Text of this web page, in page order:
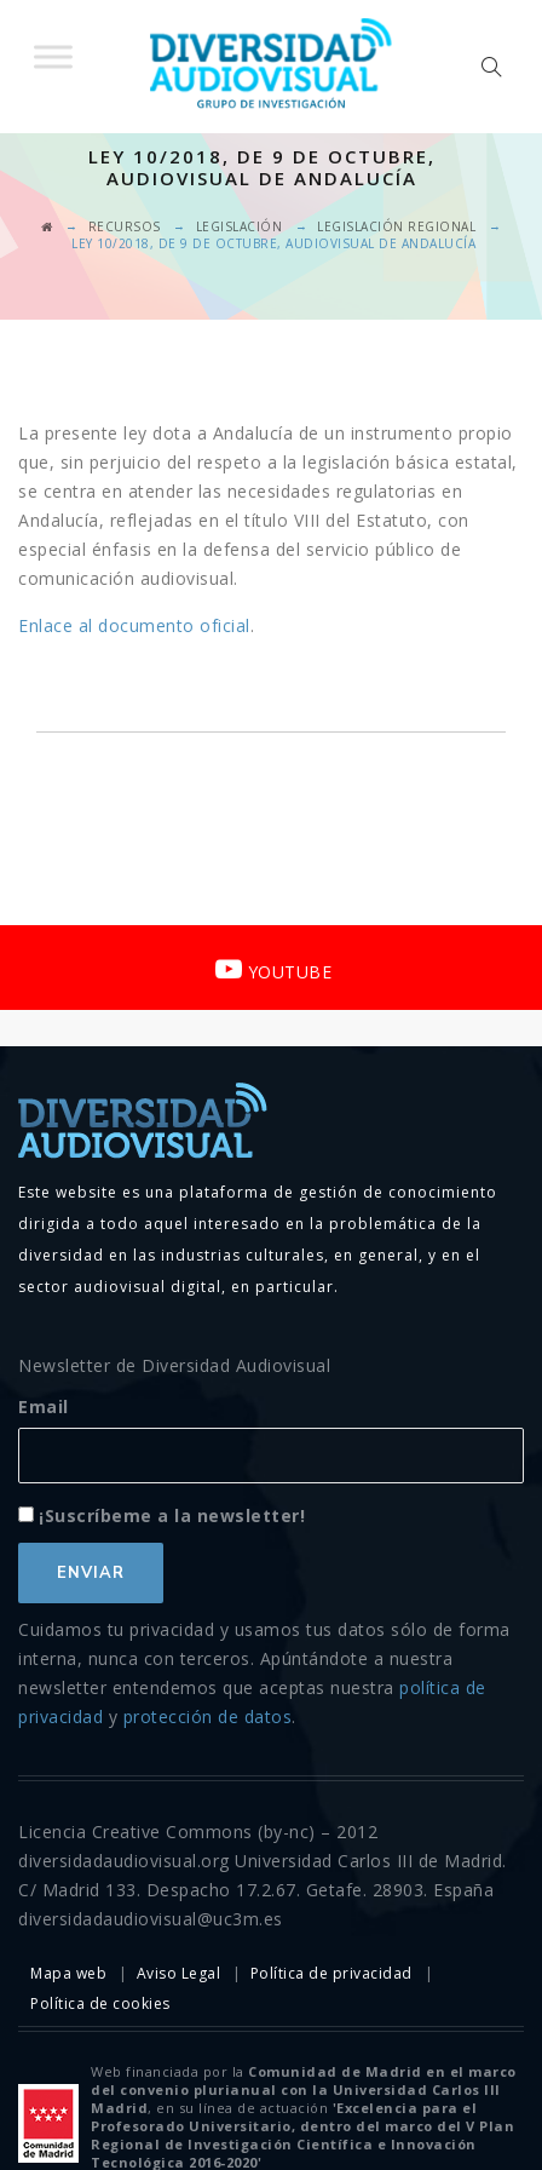
LEY 10/2018, DE 9 DE OCTUBRE,
AUDIOVISUAL DE ANDALUCÍA
→ RECURSOS → LEGISLACIÓN → LEGISLACIÓN REGIONAL →
LEY 10/2018, DE 9 DE OCTUBRE, AUDIOVISUAL DE ANDALUCÍA
La presente ley dota a Andalucía de un instrumento propio
que, sin perjuicio del respeto a la legislación básica estatal,
se centra en atender las necesidades regulatorias en
Andalucía, reflejadas en el título VIII del Estatuto, con
especial énfasis en la defensa del servicio público de
comunicación audiovisual.
Enlace al documento oficial.
YOUTUBE
Este website es una plataforma de gestión de conocimiento
dirigida a todo aquel interesado en la problemática de la
diversidad en las industrias culturales, en general, y en el
sector audiovisual digital, en particular.
Newsletter de Diversidad Audiovisual
Email
¡Suscríbeme a la newsletter!
Cuidamos tu privacidad y usamos tus datos sólo de forma
interna, nunca con terceros. Apúntándote a nuestra
newsletter entendemos que aceptas nuestra política de
privacidad y protección de datos.
Licencia Creative Commons (by-nc) – 2012
diversidadaudiovisual.org Universidad Carlos III de Madrid.
C/ Madrid 133. Despacho 17.2.67. Getafe. 28903. España
diversidadaudiovisual@uc3m.es
Mapa web Aviso Legal
Política de privacidad
Política de cookies
Web financiada por la Comunidad de Madrid en el marco
del convenio plurianual con la Universidad Carlos III
Madrid, en su línea de actuación 'Excelencia para el
Profesorado Universitario, dentro del marco del V Plan
Regional de Investigación Científica e Innovación
Tecnológica 2016-2020'